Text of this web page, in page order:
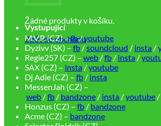
Žádné produkty v košíku.
Zpět do obchodu
Vystupující
M.V.P. (CZ) –fb/youtube
Dyzivv (SK) – fb /soundcloud / insta /
Regie257 (CZ) – web /fb / insta /
SAX (CZ) – insta /youtube
Dj Adie (CZ) – fb / insta
MessenJah (CZ) –
web /fb / bandzone / insta /youtube /
Honzus (CZ) – fb / bandzone
Acme (CZ) – bandzone